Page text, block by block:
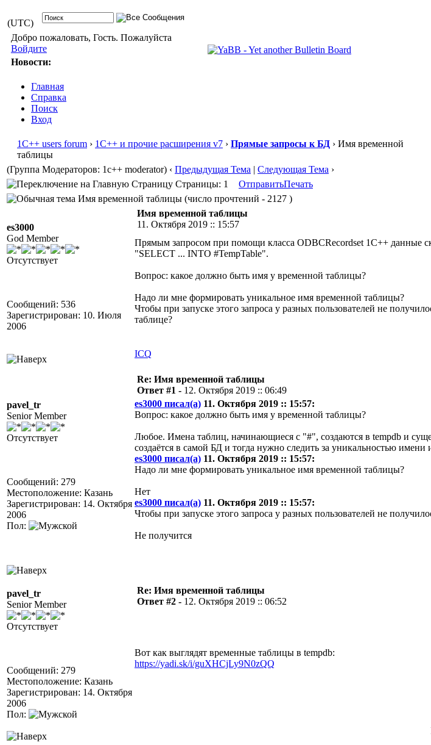
(UTC)
Добро пожаловать, Гость. Пожалуйста
Войдите
Новости:
Главная
Справка
Поиск
Вход
1С++ users forum › 1С++ и прочие расширения v7 › Прямые запросы к БД › Имя временной
таблицы
(Группа Модераторов: 1c++ moderator) ‹ Предыдущая Тема | Следующая Тема ›
Страницы: 1
ОтправитьПечать
Имя временной таблицы (число прочтений - 2127 )
es3000
God Member
Отсутствует
Сообщений: 536
Зарегистрирован: 10. Июля
2006
Имя временной таблицы
11. Октября 2019 :: 15:57
Прямым запросом при помощи класса ODBCRecordset 1С++ данные
"SELECT ... INTO #TempTable".
Вопрос: какое должно быть имя у временной таблицы?
Надо ли мне формировать уникальное имя временной таблицы?
Чтобы при запуске этого запроса у разных пользователей не
таблице?
ICQ
pavel_tr
Senior Member
Отсутствует
Сообщений: 279
Местоположение: Казань
Зарегистрирован: 14. Октября
2006
Пол:
Re: Имя временной таблицы
Ответ #1 - 12. Октября 2019 :: 06:49
es3000 писал(а) 11. Октября 2019 :: 15:57:
Вопрос: какое должно быть имя у временной таблицы?
Любое. Имена таблиц, начинающиеся с "#", создаются в tempdb и
создаётся в самой БД и тогда нужно следить за уникальностью имени
es3000 писал(а) 11. Октября 2019 :: 15:57:
Надо ли мне формировать уникальное имя временной таблицы?
Нет
es3000 писал(а) 11. Октября 2019 :: 15:57:
Чтобы при запуске этого запроса у разных пользователей не
Не получится
pavel_tr
Senior Member
Отсутствует
Сообщений: 279
Местоположение: Казань
Зарегистрирован: 14. Октября
2006
Пол:
Re: Имя временной таблицы
Ответ #2 - 12. Октября 2019 :: 06:52
Вот как выглядят временные таблицы в tempdb:
https://yadi.sk/i/guXHCjLy9N0zQQ